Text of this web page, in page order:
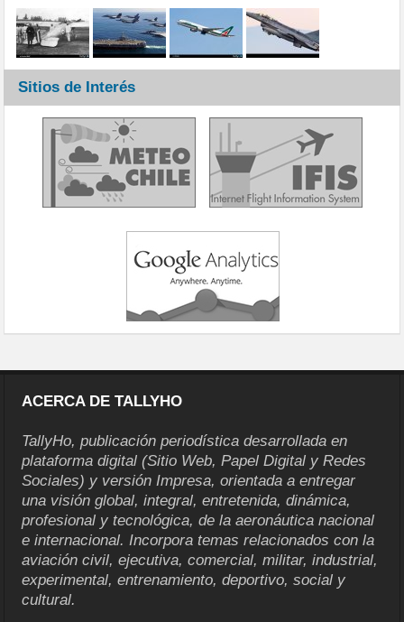
Sitios de Interés
ACERCA DE TALLYHO
TallyHo, publicación periodística desarrollada en
plataforma digital (Sitio Web, Papel Digital y Redes
Sociales) y versión Impresa, orientada a entregar
una visión global, integral, entretenida, dinámica,
profesional y tecnológica, de la aeronáutica nacional
e internacional. Incorpora temas relacionados con la
aviación civil, ejecutiva, comercial, militar, industrial,
experimental, entrenamiento, deportivo, social y
cultural.